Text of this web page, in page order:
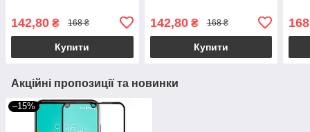
142,80 ₴ 168 ₴
Купити
142,80₴ 168 ₴
Купити
Акційні пропозиції та новинки
–15%